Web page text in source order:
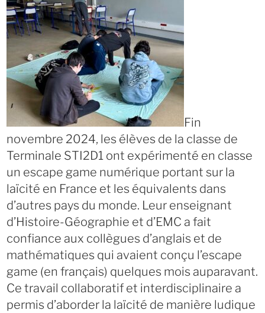
Fin
novembre 2024, les élèves de la classe de
Terminale STI2D1 ont expérimenté en classe
un escape game numérique portant sur la
laïcité en France et les équivalents dans
d’autres pays du monde. Leur enseignant
d’Histoire-Géographie et d’EMC a fait
confiance aux collègues d’anglais et de
mathématiques qui avaient conçu l’escape
game (en français) quelques mois auparavant.
Ce travail collaboratif et interdisciplinaire a
permis d’aborder la laïcité de manière ludique